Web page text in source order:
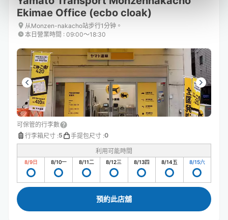
Ekimae Office (ecbo cloak)
从Monzen-nakacho站步行1分钟。
本日營業時間 : 09:00〜18:30
可保管的行李數
行李箱尺寸 :5 手提包尺寸 :0
利用可能時間
8/9日 8/10一 8/11二 8/12三 8/13四 8/14五 8/15六
預約此店舖